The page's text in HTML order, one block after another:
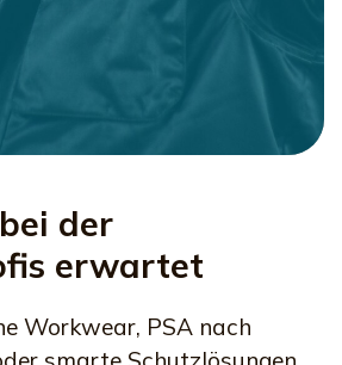
der
erwartet
Workwear, PSA nach